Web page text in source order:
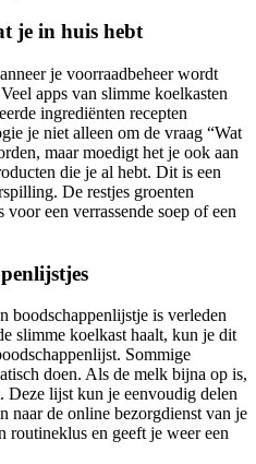
je in huis hebt
je voorraadbeheer wordt
apps van slimme koelkasten
ingrediënten recepten
je niet alleen om de vraag “Wat
maar moedigt het je ook aan
die je al hebt. Dit is een
De restjes groenten
een verrassende soep of een
boodschappenlijstje is verleden
slimme koelkast haalt, kun je dit
Sommige
doen. Als de melk bijna op is,
lijst kun je eenvoudig delen
naar de online bezorgdienst van je
routineklus en geeft je weer een